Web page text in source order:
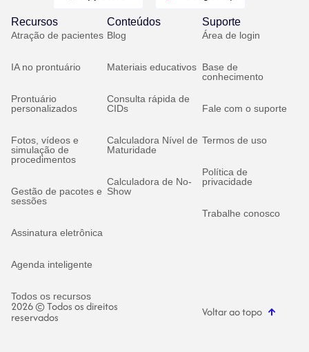
Recursos
Atração de pacientes
IA no prontuário
Prontuário
personalizados
Fotos, vídeos e
simulação de
procedimentos
Gestão de pacotes e
sessões
Assinatura eletrônica
Agenda inteligente
Todos os recursos
Conteúdos
Blog
Materiais educativos
Consulta rápida de
CIDs
Calculadora Nível de
Maturidade
Calculadora de No-
Show
Suporte
Área de login
Base de
conhecimento
Fale com o suporte
Termos de uso
Política de
privacidade
Trabalhe conosco
2026 © Todos os direitos
reservados Voltar ao topo